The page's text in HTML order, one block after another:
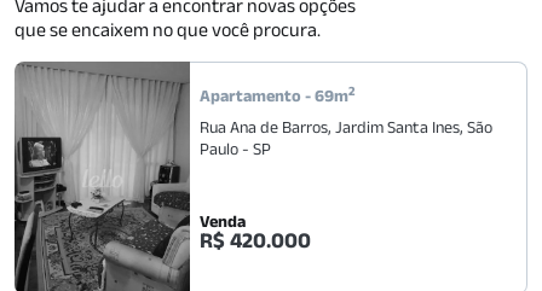
Apartamento -69m2
Rua Ana de Barros, Jardim Santa Ines, São
Paulo - SP
Venda
R$ 420.000
Vamos te ajudar a encontrar novas opções
que se encaixem no que você procura.